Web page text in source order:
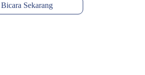
Bicara Sekarang